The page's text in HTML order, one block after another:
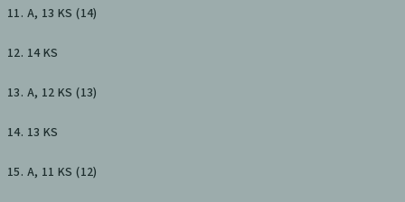
11. A, 13 KS (14)
12. 14 KS
13. A, 12 KS (13)
14. 13 KS
15. A, 11 KS (12)